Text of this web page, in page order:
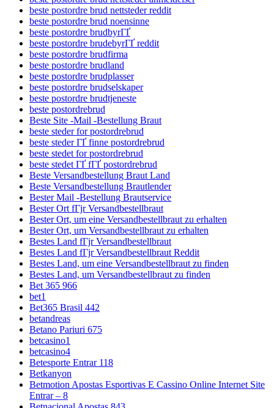
beste postordre brud nettsteder reddit
beste postordre brud noensinne
beste postordre brudbyrГҐ
beste postordre brudebyrГҐ reddit
beste postordre brudfirma
beste postordre brudland
beste postordre brudplasser
beste postordre brudselskaper
beste postordre brudtjeneste
beste postordrebrud
Beste Site -Mail -Bestellung Braut
beste steder for postordrebrud
beste steder ГҐ finne postordrebrud
beste stedet for postordrebrud
beste stedet ГҐ fГҐ postordrebrud
Beste Versandbestellung Braut Land
Beste Versandbestellung Brautlender
Bester Mail -Bestellung Brautservice
Bester Ort fГјr Versandbestellbraut
Bester Ort, um eine Versandbestellbraut zu erhalten
Bester Ort, um Versandbestellbraut zu erhalten
Bestes Land fГјr Versandbestellbraut
Bestes Land fГјr Versandbestellbraut Reddit
Bestes Land, um eine Versandbestellbraut zu finden
Bestes Land, um Versandbestellbraut zu finden
Bet 365 966
bet1
Bet365 Brasil 442
betandreas
Betano Pariuri 675
betcasino1
betcasino4
Betesporte Entrar 118
Betkanyon
Betmotion Apostas Esportivas E Cassino Online Internet Site
Entrar – 8